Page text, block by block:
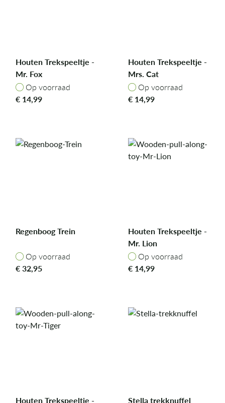
Houten Trekspeeltje -
Mr. Fox
Op voorraad
Op voorraad
€ 14,99
Houten Trekspeeltje -
Mrs. Cat
Op voorraad
Op voorraad
€ 14,99
Regenboog Trein
Op voorraad
Op voorraad
€32,95
Houten Trekspeeltje -
Mr. Lion
Op voorraad
Op voorraad
€ 14,99
Houten Trekspeeltje -
Stella trekknuffel